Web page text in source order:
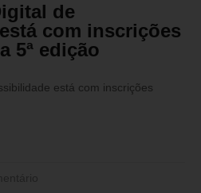
de
com inscrições
5ª edição
está com inscrições